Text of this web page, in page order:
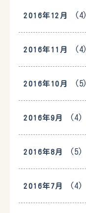
2016年12月 (4)
2016年11月 (4)
2016年10月 (5)
2016年9月 (4)
2016年8月 (5)
2016年7月 (4)